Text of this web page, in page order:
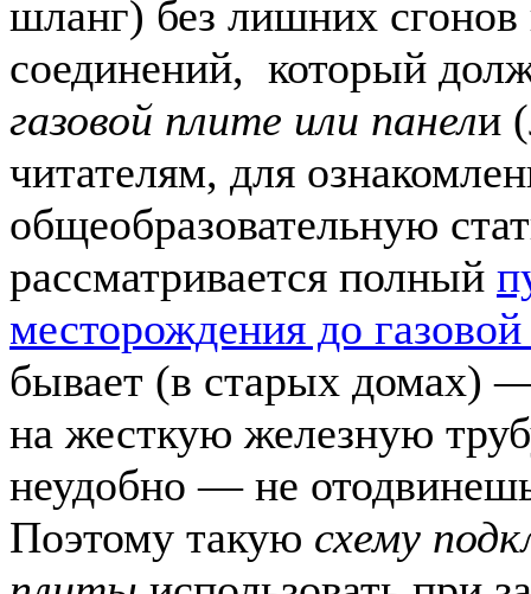
шланг) без лишних сгонов
соединений, который
газовой плите или панели
читателям, для
общеобразовательную
рассматривается полный
месторождения до
бывает (в старых домах)
на жесткую железную
неудобно — не
Поэтому такую схему